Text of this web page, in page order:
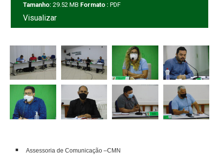
Tamanho: 29.52 MB Formato : PDF
Visualizar
Assessoria de Comunicação –CMN